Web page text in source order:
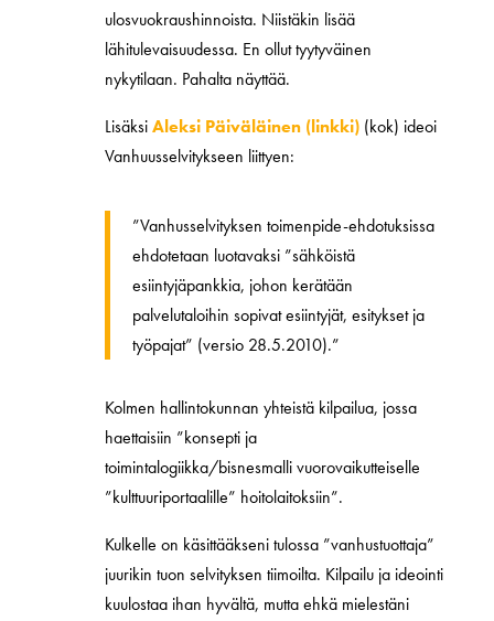
ulosvuokraushinnoista. Niistäkin lisää
lähitulevaisuudessa. En ollut tyytyväinen
nykytilaan. Pahalta näyttää.
LisäksiAleksi Päiväläinen (linkki)(kok) ideoi
Vanhuusselvitykseen liittyen:
”Vanhusselvityksen toimenpide-ehdotuksissa
ehdotetaan luotavaksi ”sähköistä
esiintyjäpankkia, johon kerätään
palvelutaloihin sopivat esiintyjät, esitykset ja
työpajat” (versio 28.5.2010).”
Kolmen hallintokunnan yhteistä kilpailua, jossa
haettaisiin ”konsepti ja
toimintalogiikka/bisnesmalli vuorovaikutteiselle
”kulttuuriportaalille” hoitolaitoksiin”.
Kulkelle on käsittääkseni tulossa ”vanhustuottaja”
juurikin tuon selvityksen tiimoilta. Kilpailu ja ideointi
kuulostaa ihan hyvältä, mutta ehkä mielestäni